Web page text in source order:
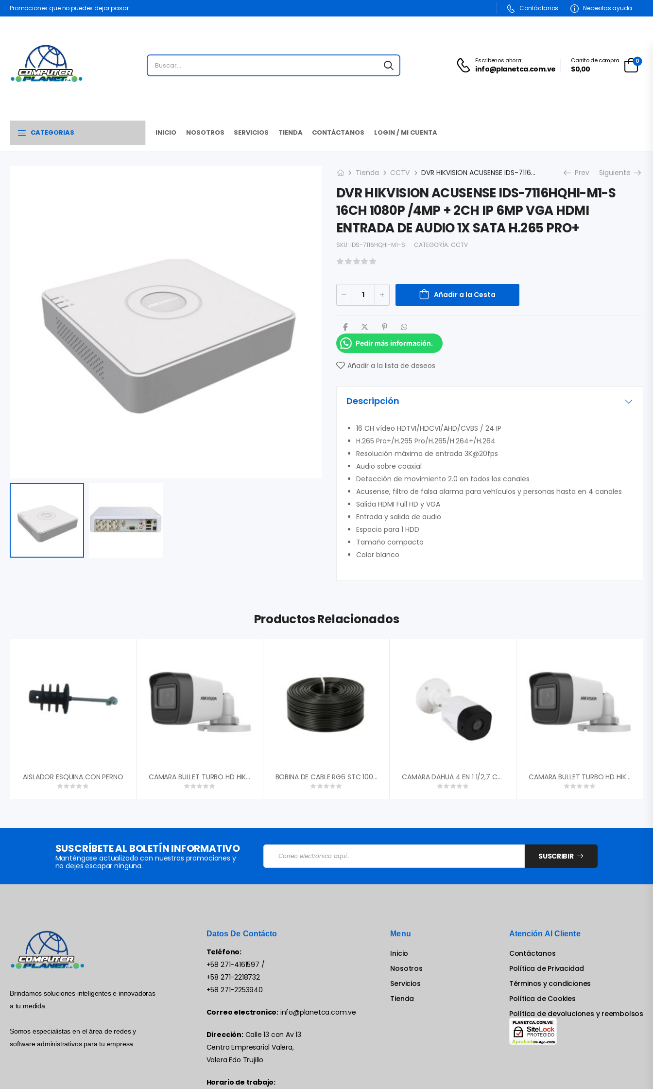
Promociones que no puedes dejar pasar Contáctanos Necesitas ayuda
Escribenos ahora:
info@planetca.com.ve
Carrito de compra
$0,00
0
CATEGORIAS INICIO NOSOTROS SERVICIOS TIENDA CONTÁCTANOS LOGIN / MI CUENTA
Tienda CCTV DVR HIKVISION ACUSENSE IDS-7116HQHI-M1-S 16CH 1080P /4MP + 2CH IP 6MP VGA HDMI ENTRADA DE AUDIO 1X SATA H.265 PRO+ Prev Siguiente
DVR HIKVISION ACUSENSE IDS-7116HQHI-M1-S
16CH 1080P /4MP + 2CH IP 6MP VGA HDMI
ENTRADA DE AUDIO 1X SATA H.265 PRO+
SKU: IDS-7116HQHI-M1-S CATEGORÍA: CCTV
Añadir a la Cesta
Pedir más información.
Añadir a la lista de deseos
Descripción
16 CH vídeo HDTVI/HDCVI/AHD/CVBS / 24 IP
H.265 Pro+/H.265 Pro/H.265/H.264+/H.264
Resolución máxima de entrada 3K@20fps
Audio sobre coaxial
Detección de movimiento 2.0 en todos los canales
Acusense, filtro de falsa alarma para vehículos y personas hasta en 4 canales
Salida HDMI Full HD y VGA
Entrada y salida de audio
Espacio para 1 HDD
Tamaño compacto
Color blanco
Productos Relacionados
AISLADOR ESQUINA CON PERNO CAMARA BULLET TURBO HD HIKVISION 5MP 2.8MM 4EN1 SAMRT IR EXIR 20MTS IP67 DS-2CE16H0T-ITPF BOBINA DE CABLE RG6 STC 100MTS STC-RG6-100 CAMARA DAHUA 4 EN 1 1/2,7 CMOS 5MP 20FPS TIPO BALA METALICA 2,8MM FOV 93░ DWDR IR 20M IP6 DH-HAC-B2A51N-0280B-S2″ CAMARA BULLET TURBO HD HIKVISION 2MP 1080P 2.8MM CON AUDIO EXIR LEDS 25MTS SAMRT IR IP67 DS-2CE16D0T-ITPFS
SUSCRÍBETE AL BOLETÍN INFORMATIVO
Manténgase actualizado con nuestras promociones y
no dejes escapar ninguna.
SUSCRIBIR
Brindamos soluciones inteligentes e innovadoras
a tu medida.
Somos especialistas en el área de redes y
software administrativos para tu empresa.
Datos De Contácto
Teléfono:
+58 271-4161597 /
+58 271-2218732
+58 271-2253940
Correo electronico: info@planetca.com.ve
Dirección:Calle 13 con Av 13
Centro Empresarial Valera,
Valera Edo Trujillo
Horario de trabajo:
Menu
Inicio
Nosotros
Servicios
Tienda
Atención Al Cliente
Contáctanos
Política de Privacidad
Términos y condiciones
Política de Cookies
Política de devoluciones y reembolsos